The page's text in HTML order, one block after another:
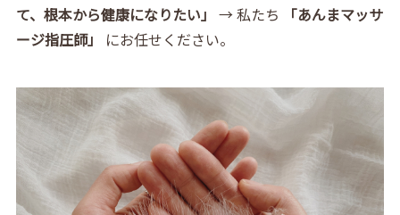
て、根本から健康になりたい」 → 私たち
「あんまマッサ
ージ指圧師」
にお任せください。